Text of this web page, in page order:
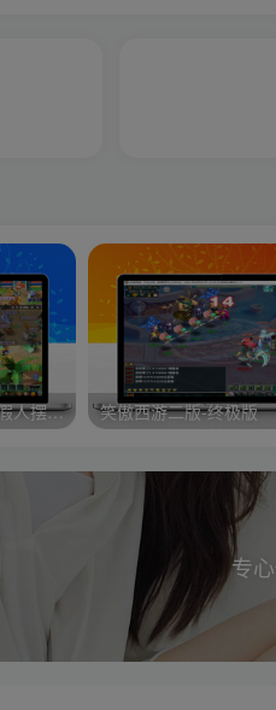
–（源码）田螺西游9.0 假人摆摊18门派飞升渡劫化圣助战最新BB谛听…. 笑傲西游二版-终极版
专